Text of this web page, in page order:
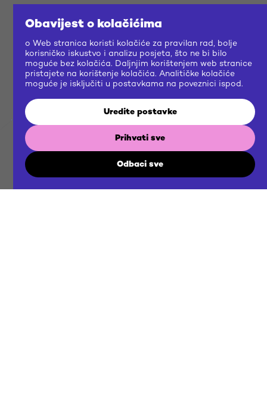
BRIEF
Obavijest o kolačićima
o Web stranica koristi kolačiće za pravilan rad, bolje
korisničko iskustvo i analizu posjeta, što ne bi bilo
moguće bez kolačića. Daljnjim korištenjem web stranice
pristajete na korištenje kolačića. Analitičke kolačiće
moguće je isključiti u postavkama na poveznici ispod.
Uredite postavke
Prihvati sve
Odbaci sve